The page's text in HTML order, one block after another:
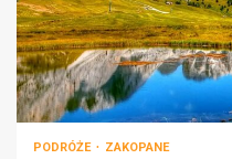
PODRÓŻE ZAKOPANE